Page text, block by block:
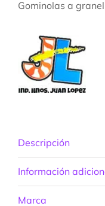
Gominolas a
Descripción
Información
Marca